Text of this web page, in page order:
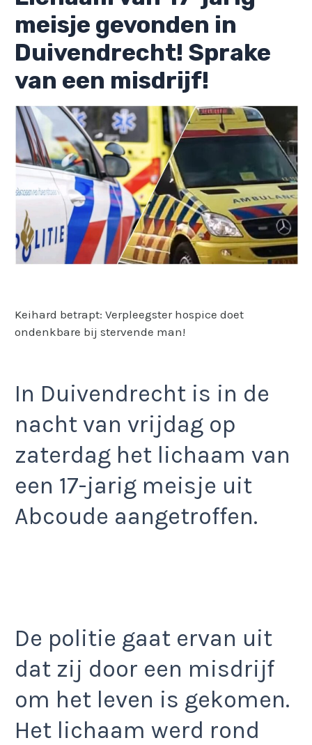
meisje gevonden in
Duivendrecht! Sprake
van een misdrijf!
Keihard betrapt: Verpleegster hospice doet
ondenkbare bij stervende man!
In Duivendrecht is in de
nacht van vrijdag op
zaterdag het lichaam van
een 17-jarig meisje uit
Abcoude aangetroffen.
De politie gaat ervan uit
dat zij door een misdrijf
om het leven is gekomen.
Het lichaam werd rond